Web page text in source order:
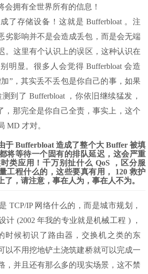
会拥有全世界所有的信息！
了存储设备！这就是 Bufferbloat 。注
劣影响并不是会造成丢包，而是会无端
。这里有个认识上的误区，这种认识在
明显。很多人会觉得 Bufferbloat 会造
”，其实丢不丢包是你自己的事，如果
到了 Bufferbloat ，你依旧继续猛发，
，那完全是你自己全责，事实上，这个
MD 才对。
于 Bufferbloat 造成了整个大 Buffer 被填
将等待一个固有的排队延迟，这会严重
类应用！千万别扯什么 QoS ，区分服
工程什么的，这些要真有用， 120 救护
了，请注意，事在人为，事在人不为。
TCP/IP 网络什么的，而是城市规划，
计 (2002 年我的专业就是机械工程 ) ，
时候初识了路由器，交换机之类的东
以不用挖地铲土浇筑建桥就可以完成一
，并且还有那么多的现实场景，这不禁